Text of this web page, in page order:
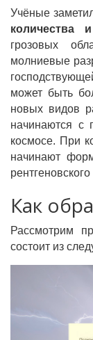
Учёные
количества
грозовых
молниевые
может быть
новых видов
начинаются с
космосе. При
начинают
Как
Рассмотрим
состоит из